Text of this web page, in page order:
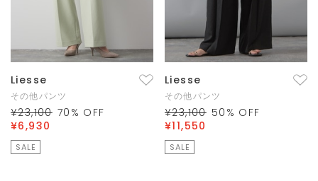
Liesse
その他パンツ
¥23,100 70 % OFF
¥6,930
SALE
Liesse
その他パンツ
¥23,100 50 % OFF
¥11,550
SALE